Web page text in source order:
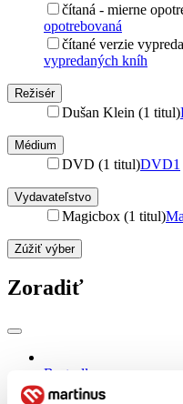
čítaná - mierne
opotrebovaná
čítané verzie
vypredaných kníh
Režisér
Dušan Klein (1 titul)
Médium
DVD (1 titul)DVD1
Vydavateľstvo
Magicbox (1 titul)
Zúžiť výber
Zoradiť
Bestsellery
Top hodnotené